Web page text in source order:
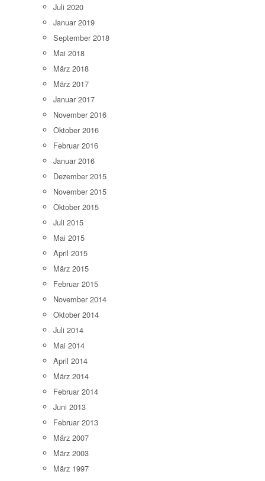
Juli 2020
Januar 2019
September 2018
Mai 2018
März 2018
März 2017
Januar 2017
November 2016
Oktober 2016
Februar 2016
Januar 2016
Dezember 2015
November 2015
Oktober 2015
Juli 2015
Mai 2015
April 2015
März 2015
Februar 2015
November 2014
Oktober 2014
Juli 2014
Mai 2014
April 2014
März 2014
Februar 2014
Juni 2013
Februar 2013
März 2007
März 2003
März 1997